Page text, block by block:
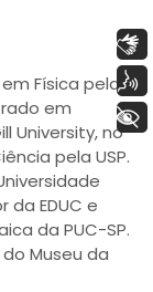
Física pela
em
University, no
pela USP.
da EDUC e
da PUC-SP.
Museu da
Voz